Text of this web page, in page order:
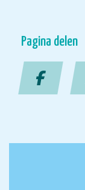
Pagina delen